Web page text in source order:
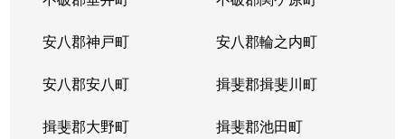
安八郡神戸町 安八郡輪之内町
安八郡安八町 揖斐郡揖斐川町
揖斐郡大野町 揖斐郡池田町